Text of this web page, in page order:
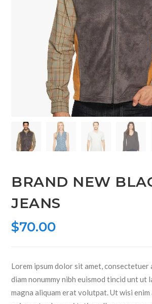
BRAND NEW
JEANS
$70.00
Lorem ipsum dolor sit amet, consectetuer
diam nonummy nibh euismod tincid unt ut
magna aliquam erat volutpat. Ut wisi enim